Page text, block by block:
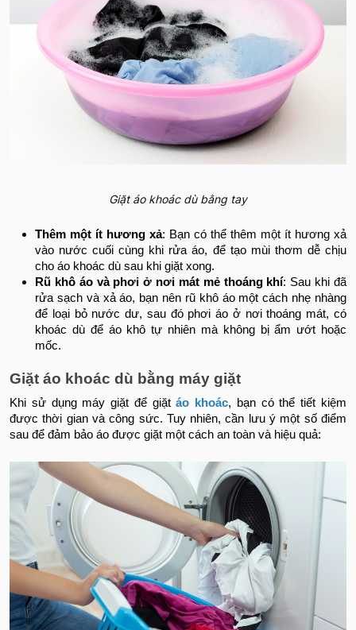
Giặt áo khoác dù bằng tay
Thêm một ít hương xả: Bạn có thể thêm một ít hương xả
vào nước cuối cùng khi rửa áo, để tạo mùi thơm dễ chịu
cho áo khoác dù sau khi giặt xong.
Rũ khô áo và phơi ở nơi mát mẻ thoáng khí: Sau khi đã
rửa sạch và xả áo, bạn nên rũ khô áo một cách nhẹ nhàng
để loại bỏ nước dư, sau đó phơi áo ở nơi thoáng mát, có
khoác dù để áo khô tự nhiên mà không bị ẩm ướt hoặc
mốc.
Giặt áo khoác dù bằng máy giặt
Khi sử dụng máy giặt để giặtáo khoác, bạn có thể tiết kiệm
được thời gian và công sức. Tuy nhiên, cần lưu ý một số điểm
sau để đảm bảo áo được giặt một cách an toàn và hiệu quả: